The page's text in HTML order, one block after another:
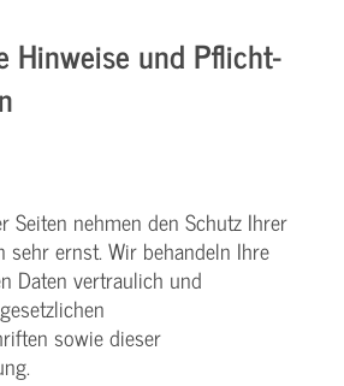
Hinweise und Pflicht­
Seiten nehmen den Schutz Ihrer
sehr ernst. Wir behandeln Ihre
Daten vertraulich und
sowie dieser